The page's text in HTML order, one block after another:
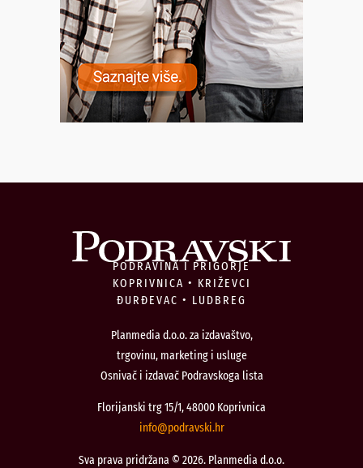
PODRAVINA I PRIGORJE
KOPRIVNICA • KRIŽEVCI
ĐURĐEVAC • LUDBREG
Planmedia d.o.o. za izdavaštvo,
trgovinu, marketing i usluge
Osnivač i izdavač Podravskoga lista
Florijanski trg 15/1, 48000 Koprivnica
rh.iksvardop
@ofni
Sva prava pridržana © 2026. Planmedia d.o.o.